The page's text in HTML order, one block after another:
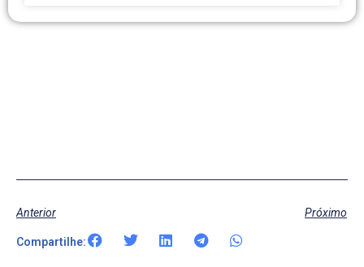
Anterior Próximo
Compartilhe: